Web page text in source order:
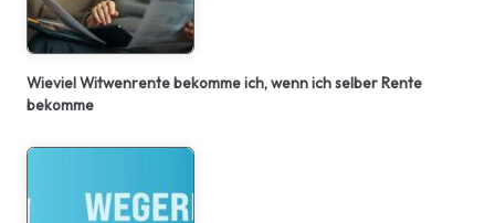
Wieviel Witwenrente bekomme ich, wenn ich selber Rente
bekomme